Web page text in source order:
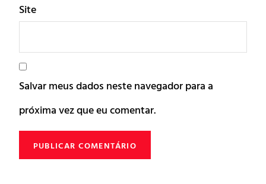
Site
Salvar meus dados neste navegador para a
próxima vez que eu comentar.